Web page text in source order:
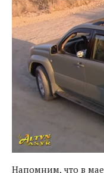
Напомним, что в мае